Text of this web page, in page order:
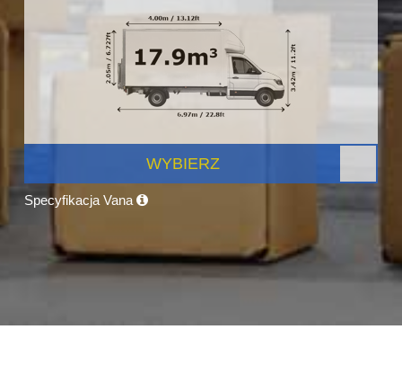
WYBIERZ
Specyfikacja Vana